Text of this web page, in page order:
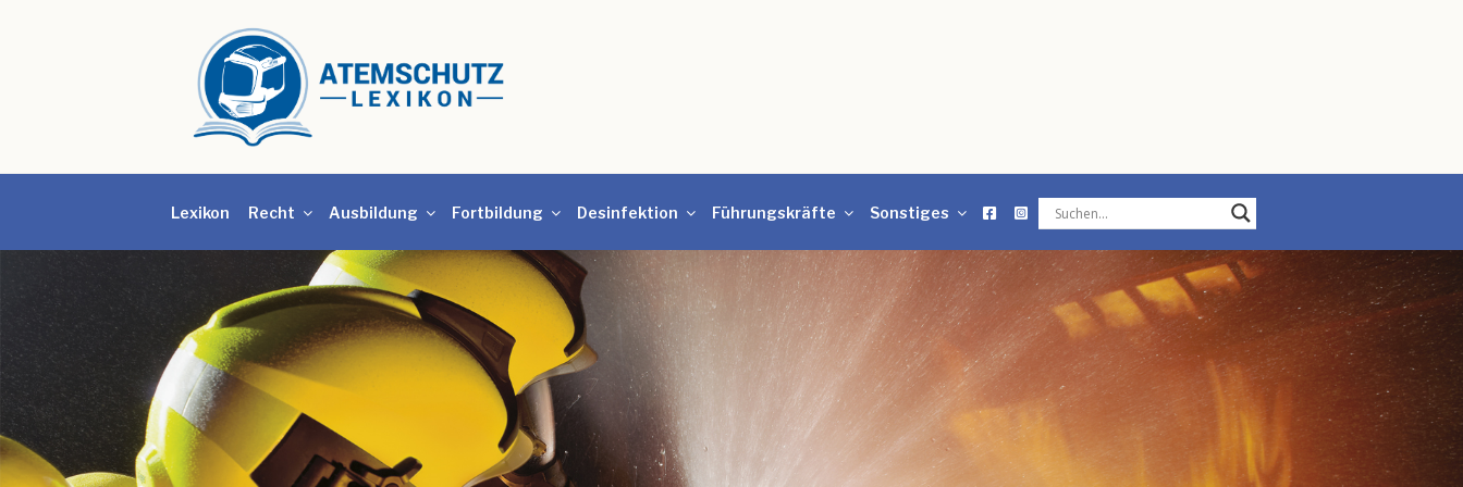
Lexikon Recht Ausbildung Fortbildung Desinfektion Führungskräfte Sonstiges